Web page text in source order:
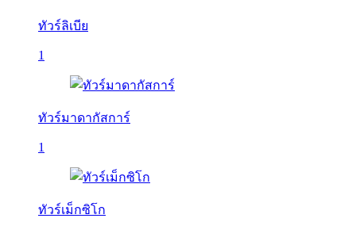
ทัวร์ลิเบีย
1
ทัวร์มาดากัสการ์
1
ทัวร์เม็กซิโก